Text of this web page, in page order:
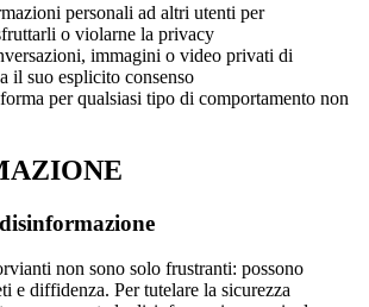
personali ad altri utenti per
o violarne la privacy
immagini o video privati di
il suo esplicito consenso
per qualsiasi tipo di comportamento non
non sono solo frustranti: possono
e diffidenza. Per tutelare la sicurezza